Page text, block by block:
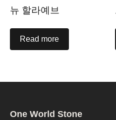
뉴 할라예브
Read more
One World Stone